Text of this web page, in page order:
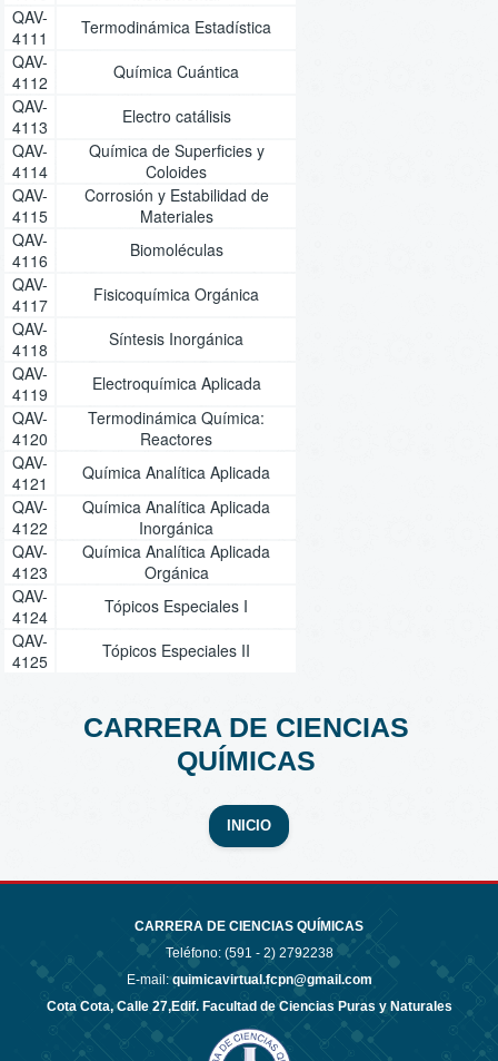
QAV-
4111
Termodinámica Estadística
QAV-
4112
Química Cuántica
QAV-
4113
Electro catálisis
QAV-
4114
Química de Superficies y
Coloides
QAV-
4115
Corrosión y Estabilidad de
Materiales
QAV-
4116
Biomoléculas
QAV-
4117
Fisicoquímica Orgánica
QAV-
4118
Síntesis Inorgánica
QAV-
4119
Electroquímica Aplicada
QAV-
4120
Termodinámica Química:
Reactores
QAV-
4121
Química Analítica Aplicada
QAV-
4122
Química Analítica Aplicada
Inorgánica
QAV-
4123
Química Analítica Aplicada
Orgánica
QAV-
4124
Tópicos Especiales I
QAV-
4125
Tópicos Especiales II
CARRERA DE CIENCIAS
QUÍMICAS
INICIO
CARRERA DE CIENCIAS QUÍMICAS
Teléfono: (591 - 2) 2792238
E-mail: quimicavirtual.fcpn@gmail.com
Cota Cota, Calle 27,Edif. Facultad de Ciencias Puras y Naturales